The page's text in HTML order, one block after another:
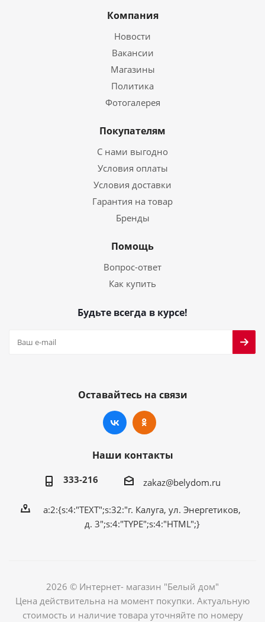
Компания
Новости
Вакансии
Магазины
Политика
Фотогалерея
Покупателям
С нами выгодно
Условия оплаты
Условия доставки
Гарантия на товар
Бренды
Помощь
Вопрос-ответ
Как купить
Будьте всегда в курсе!
Оставайтесь на связи
Наши контакты
333-216 zakaz@belydom.ru
a:2:{s:4:"TEXT";s:32:"г. Калуга, ул. Энергетиков,
д. 3";s:4:"TYPE";s:4:"HTML";}
2026 © Интернет- магазин "Белый дом"
Цена действительна на момент покупки. Актуальную
стоимость и наличие товара уточняйте по номеру